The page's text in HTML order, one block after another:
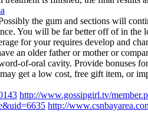
the gum and sections will
You will be far better off of in the
for your requires develop and
an older father or mother or
of-oral cavity. Provide bonuses
get a low cost, free gift item, or
http://www.gossipgirl.tv/
http://